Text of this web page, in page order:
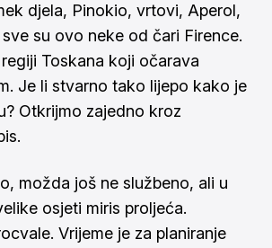
djela, Pinokio, vrtovi, Aperol,
su ovo neke od čari Firence.
Toskana koji očarava
Je li stvarno tako lijepo kako je
Otkrijmo zajedno kroz
možda još ne službeno, ali u
osjeti miris proljeća.
Vrijeme je za planiranje